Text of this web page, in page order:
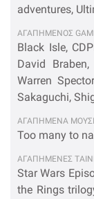
adventures,
ΑΓΑΠΗΜΕΝΟΣ
Black Isle,
David
Warren
Sakaguchi,
ΑΓΑΠΗΜΕΝΑ
Too many to
ΑΓΑΠΗΜΕΝΕΣ
Star Wars
the Rings